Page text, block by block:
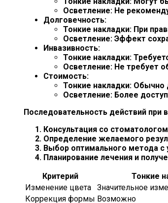
Осветление: Не
Долговечность:
Тонкие накладки: При
Осветление: Эффект
Инвазивность:
Тонкие накладки:
Осветление: Не требует
Стоимость:
Тонкие накладки:
Осветление: Более
Последовательность действий при
Консультация со
Определение желаемого
Выбор оптимального метода с
Планирование лечения и
Критерий
Тонкие
Изменение цвета
Значительное
Коррекция формы Возможно